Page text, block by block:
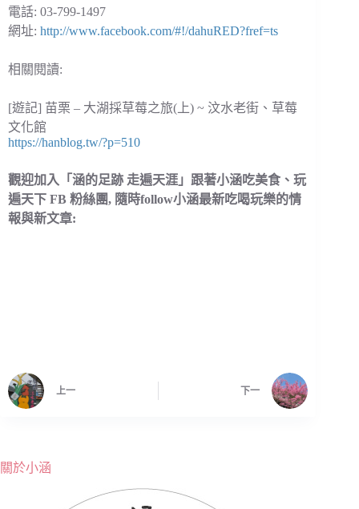
電話: 03-799-1497
網址: http://www.facebook.com/#!/dahuRED?fref=ts
相關閱讀:
[遊記] 苗栗 – 大湖採草莓之旅(上) ~ 汶水老街、草莓
文化館
https://hanblog.tw/?p=510
觀迎加入「涵的足跡 走遍天涯」跟著小涵吃美食、玩
遍天下 FB 粉絲團, 隨時follow小涵最新吃喝玩樂的情
報與新文章:
上一 下一
關於小涵